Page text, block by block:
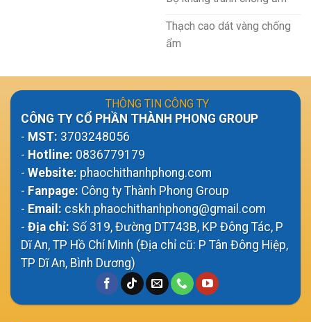
Thạch cao dát vàng chống
ẩm
THÔNG TIN CÔNG TY
CÔNG TY CỔ PHẦN THÀNH PHONG GROUP
- MST: 3703248056
- Hotline: 0836779179
- Website: phaochithanhphong.com
- Fanpage: Công ty Thành Phong Group
- Email: cskh.phaochithanhphong@gmail.com
- Địa chỉ: Số 319, Đường DT743B, KP Đông Tác, P
Dĩ An, TP Hồ Chí Minh (Địa chỉ cũ: P Tân Đông Hiệp,
TP Dĩ An, Bình Dương)